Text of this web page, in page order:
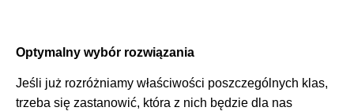
Optymalny wybór rozwiązania
Jeśli już rozróżniamy właściwości poszczególnych klas,
trzeba się zastanowić, która z nich będzie dla nas